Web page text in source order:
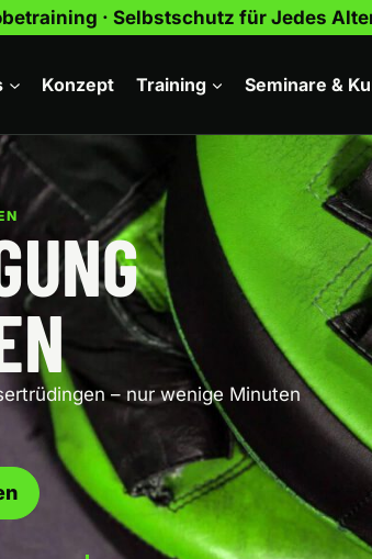
· Selbstschutz für Jedes
Konzept Training Seminare &
– nur wenige Minuten